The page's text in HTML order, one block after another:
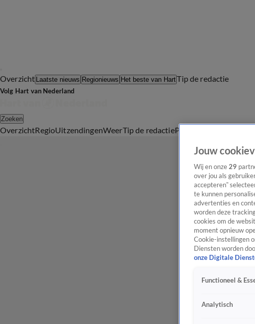
Overzicht Laatste nieuws Regionieuws Het beste van HartTip de redactie
Volg Hart van Nederland
Zoeken
OverzichtRegioUitzendingenWeerTip de redactiePanel
Jouw
Wij en onze 29
over jou als
accepteren”
te kunnen
advertenties en
worden deze
cookies om de
moment opnieuw
Cookie-instellingen
Diensten worden
onze Digitale
Functioneel &
Analytisch